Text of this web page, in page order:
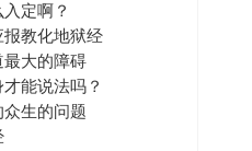
定啊？
教化地狱经
大的障碍
能说法吗？
生的问题